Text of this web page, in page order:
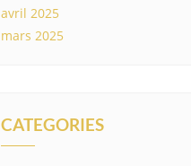
avril 2025
mars 2025
CATEGORIES